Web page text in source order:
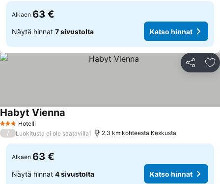
Alkaen 63 €
Näytä hinnat 7 sivustolta Katso hinnat
Jaa
3 Tähtiluokitus
Hotelli
Habyt Vienna
/ Luokitusta ei ole saatavilla 2.3 km kohteesta Keskusta
Alkaen 63 €
Näytä hinnat 4 sivustolta Katso hinnat